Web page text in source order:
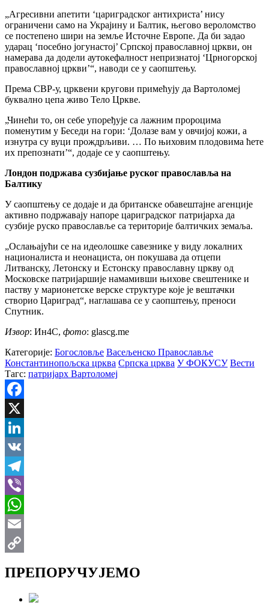
„Агресивни апетити ‘цариградског антихриста’ нису
ограничени само на Украјину и Балтик, његово вероломство
се постепено шири на земље Источне Европе. Да би задао
ударац ‘посебно јогунастoj’ Српској православној цркви, он
намерава да додели аутокефалност непризнатој ‘Црногорској
православној цркви’“, наводи се у саопштењу.
Према СВР-у, црквени кругови примећују да Вартоломеј
буквално цепа живо Тело Цркве.
„Чинећи то, он себе упоређује са лажним пророцима
поменутим у Беседи на гори: ‘Долазе вам у овчијој кожи, а
изнутра су вуци прождрљиви. … По њиховим плодовима ћете
их препознати’“, додаје се у саопштењу.
Лондон подржава сузбијање руског православља на
Балтику
У саопштењу се додаје и да британске обавештајне агенције
активно подржавају напоре цариградског патријарха да
сузбије руско православље са територије балтичких земаља.
„Ослањајући се на идеолошке савезнике у виду локалних
националиста и неонациста, он покушава да отцепи
Литванску, Летонску и Естонску православну цркву од
Московске патријаршије намамивши њихове свештенике и
паству у марионетске верске структуре које је вештачки
створио Цариград“, наглашава се у саопштењу, преноси
Спутник.
Извор: Ин4С, фото: glascg.me
Категорије: Богословље Васељенско Православље
Константинопољска црква Српска црква У ФОКУСУ Вести
Тагс: патријарх Вартоломеј
Facebook
X
LinkedIn
VK
Telegram
Viber
WhatsApp
Email
ПРЕПОРУЧУЈЕМО